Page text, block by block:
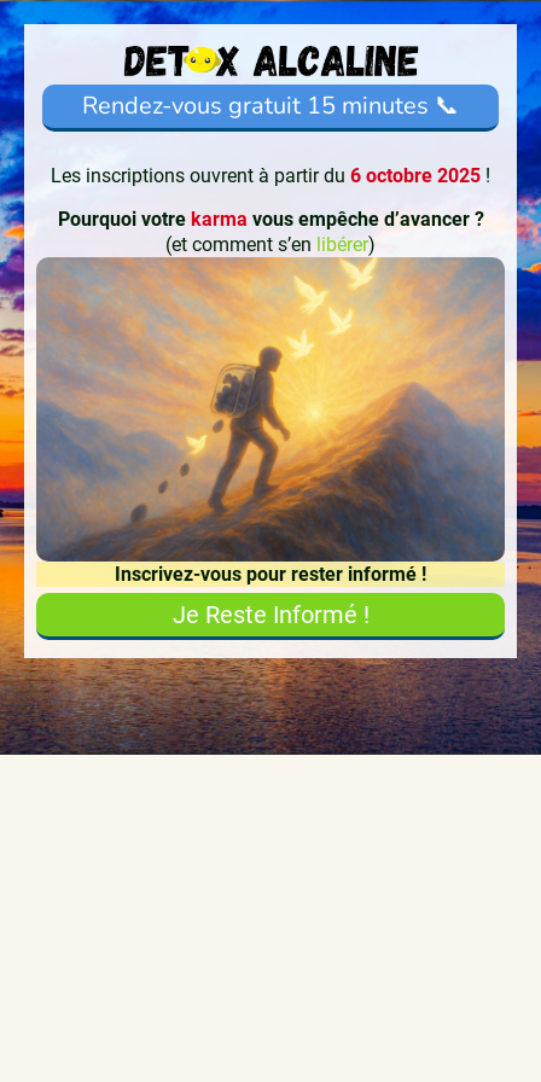
Rendez-vous gratuit 15 minutes 📞
Les inscriptions ouvrent à partir du 6 octobre 2025 !
Pourquoi votre karma vous empêche d’avancer ?
(et comment s’en libérer)
Inscrivez-vous pour rester informé !
Je Reste Informé !